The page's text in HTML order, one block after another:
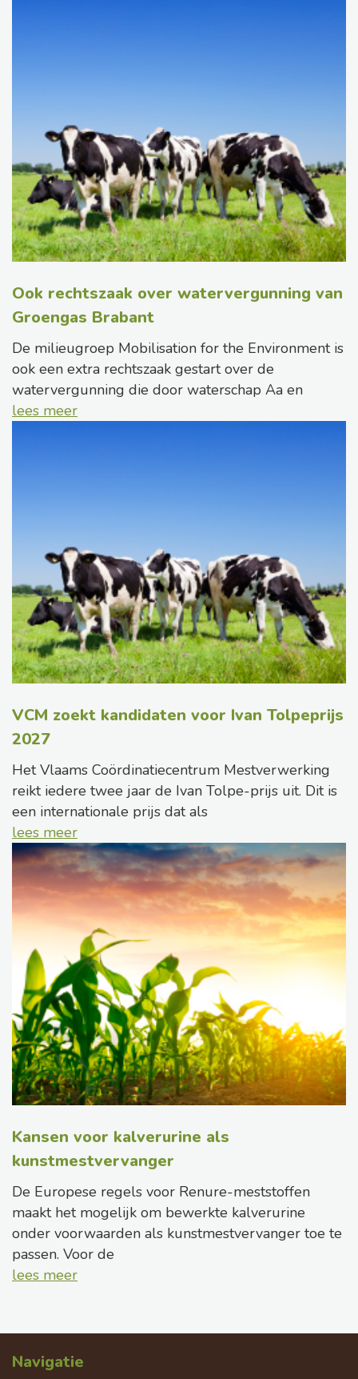
Ook rechtszaak over watervergunning van
Groengas Brabant
De milieugroep Mobilisation for the Environment is
ook een extra rechtszaak gestart over de
watervergunning die door waterschap Aa en
lees meer
VCM zoekt kandidaten voor Ivan Tolpeprijs
2027
Het Vlaams Coördinatiecentrum Mestverwerking
reikt iedere twee jaar de Ivan Tolpe-prijs uit. Dit is
een internationale prijs dat als
lees meer
Kansen voor kalverurine als
kunstmestvervanger
De Europese regels voor Renure-meststoffen
maakt het mogelijk om bewerkte kalverurine
onder voorwaarden als kunstmestvervanger toe te
passen. Voor de
lees meer
Navigatie